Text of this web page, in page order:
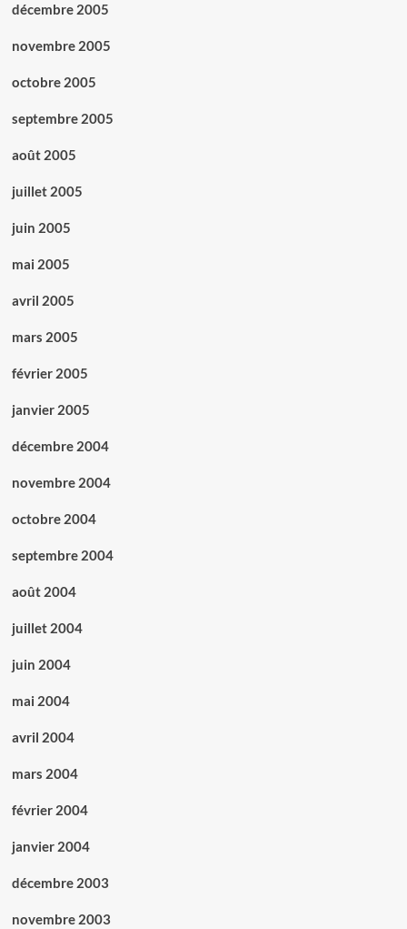
décembre 2005
novembre 2005
octobre 2005
septembre 2005
août 2005
juillet 2005
juin 2005
mai 2005
avril 2005
mars 2005
février 2005
janvier 2005
décembre 2004
novembre 2004
octobre 2004
septembre 2004
août 2004
juillet 2004
juin 2004
mai 2004
avril 2004
mars 2004
février 2004
janvier 2004
décembre 2003
novembre 2003